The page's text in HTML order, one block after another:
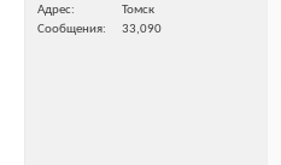
Адрес
Томск
Сообщения
33,090